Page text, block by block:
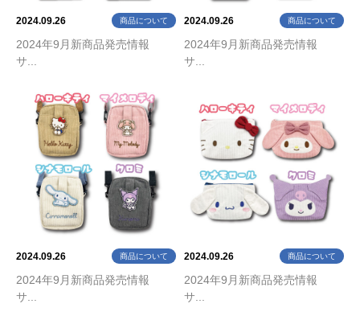
2024.09.26 商品について
2024年9月新商品発売情報
サ...
2024.09.26 商品について
2024年9月新商品発売情報
サ...
2024.09.26 商品について
2024年9月新商品発売情報
サ...
2024.09.26 商品について
2024年9月新商品発売情報
サ...